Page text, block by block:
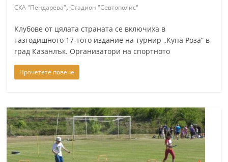
СКА "Пендарева",Стадион "Севтополис"
Клубове от цялата страната се включиха в
тазгодишното 17-тото издание на турнир „Купа Роза“ в
град Казанлък. Организатори на спортното
Прочетете повече